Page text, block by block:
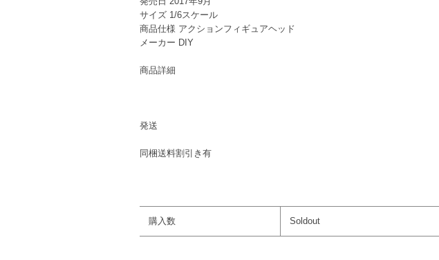
サイズ 1/6スケール
商品仕様 アクションフィギュアヘッド
メーカー DIY
商品詳細
発送
同梱送料割引き有
購入数 Soldout